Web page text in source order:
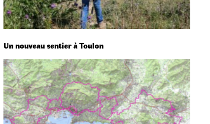
Un nouveau sentier à Toulon